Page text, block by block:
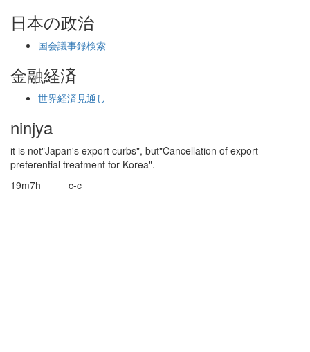
日本の政治
国会議事録検索
金融経済
世界経済見通し
ninjya
it is not"Japan's export curbs", but"Cancellation of export
preferential treatment for Korea".
19m7h_____c-c